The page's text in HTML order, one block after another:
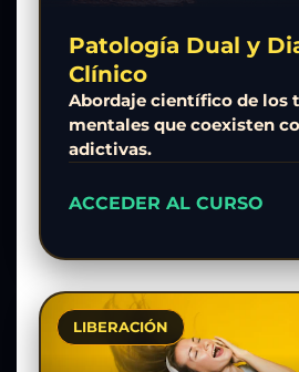
Patología Dual y
Clínico
Abordaje científico de los
mentales que coexisten
adictivas.
ACCEDER AL CURSO
LIBERACIÓN